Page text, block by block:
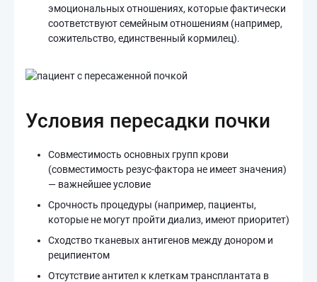
эмоциональных отношениях, которые фактически
соответствуют семейным отношениям (например,
сожительство, единственный кормилец).
Условия пересадки почки
Совместимость основных групп крови
(совместимость резус-фактора не имеет значения)
— важнейшее условие
Срочность процедуры (например, пациенты,
которые не могут пройти диализ, имеют приоритет)
Сходство тканевых антигенов между донором и
реципиентом
Отсутствие антител к клеткам трансплантата в